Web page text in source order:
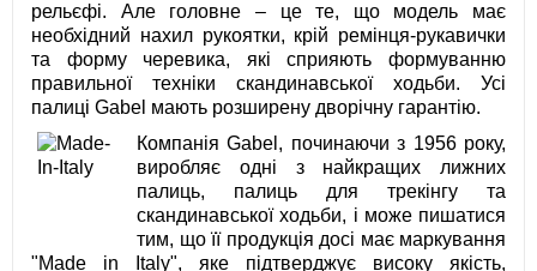
рельєфі. Але головне – це те, що модель має
необхідний нахил рукоятки, крій ремінця-рукавички
та форму черевика, які сприяють формуванню
правильної техніки скандинавської ходьби. Усі
палиці Gabel мають розширену дворічну гарантію.
Компанія Gabel, починаючи з 1956 року,
виробляє одні з найкращих лижних
палиць, палиць для трекінгу та
скандинавської ходьби, і може пишатися
тим, що її продукція досі має маркування
"Made in Italy", яке підтверджує високу якість,